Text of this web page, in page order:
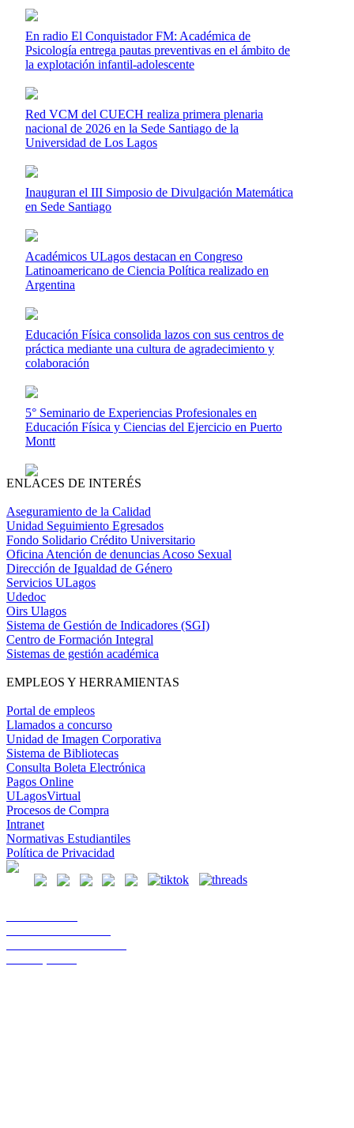
En radio El Conquistador FM: Académica de
Psicología entrega pautas preventivas en el ámbito de
la explotación infantil-adolescente
Red VCM del CUECH realiza primera plenaria
nacional de 2026 en la Sede Santiago de la
Universidad de Los Lagos
Inauguran el III Simposio de Divulgación Matemática
en Sede Santiago
Académicos ULagos destacan en Congreso
Latinoamericano de Ciencia Política realizado en
Argentina
Educación Física consolida lazos con sus centros de
práctica mediante una cultura de agradecimiento y
colaboración
5° Seminario de Experiencias Profesionales en
Educación Física y Ciencias del Ejercicio en Puerto
Montt
ENLACES DE INTERÉS
Aseguramiento de la Calidad
Unidad Seguimiento Egresados
Fondo Solidario Crédito Universitario
Oficina Atención de denuncias Acoso Sexual
Dirección de Igualdad de Género
Servicios ULagos
Udedoc
Oirs Ulagos
Sistema de Gestión de Indicadores (SGI)
Centro de Formación Integral
Sistemas de gestión académica
EMPLEOS Y HERRAMIENTAS
Portal de empleos
Llamados a concurso
Unidad de Imagen Corporativa
Sistema de Bibliotecas
Consulta Boleta Electrónica
Pagos Online
ULagosVirtual
Procesos de Compra
Intranet
Normativas Estudiantiles
Política de Privacidad